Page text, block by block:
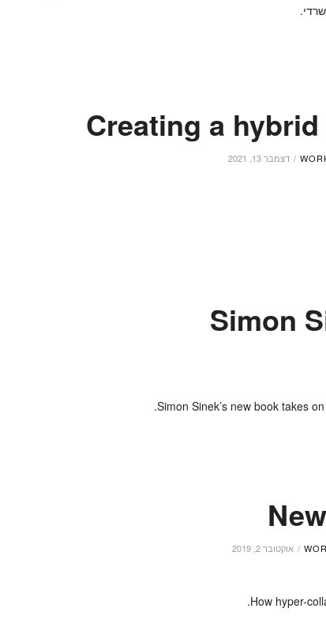
Creating a
דצמבר 13, 2021
Simon
Simon Sinek’s new book takes
אוקטובר 2, 2019
How hyper-